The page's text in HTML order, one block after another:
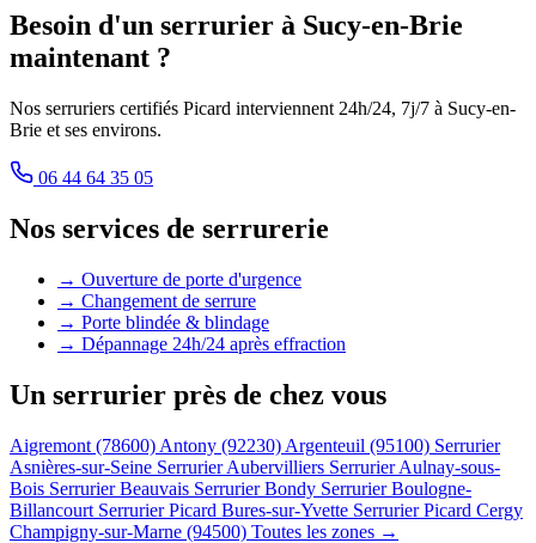
Besoin d'un serrurier à Sucy-en-Brie
maintenant ?
Nos serruriers certifiés Picard interviennent 24h/24, 7j/7 à Sucy-en-
Brie et ses environs.
06 44 64 35 05
Nos services de serrurerie
→ Ouverture de porte d'urgence
→ Changement de serrure
→ Porte blindée & blindage
→ Dépannage 24h/24 après effraction
Un serrurier près de chez vous
Aigremont (78600) Antony (92230) Argenteuil (95100) Serrurier
Asnières-sur-Seine Serrurier Aubervilliers Serrurier Aulnay-sous-
Bois Serrurier Beauvais Serrurier Bondy Serrurier Boulogne-
Billancourt Serrurier Picard Bures-sur-Yvette Serrurier Picard Cergy
Champigny-sur-Marne (94500) Toutes les zones →